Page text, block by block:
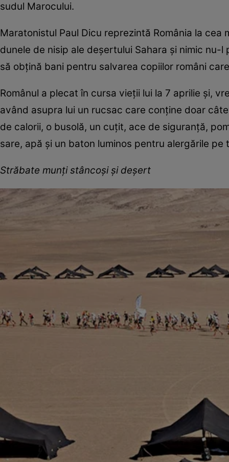
sudul Marocului.
Maratonistul Paul Dicu reprezintă România la
dunele de nisip ale deşertului Sahara şi nimic
să obţină bani pentru salvarea copiilor români
Românul a plecat în cursa vieţii lui la 7 aprilie şi,
având asupra lui un rucsac care conţine doar
de calorii, o busolă, un cuţit, ace de siguranţă,
sare, apă şi un baton luminos pentru alergările pe
Străbate munţi stâncoşi şi deşert